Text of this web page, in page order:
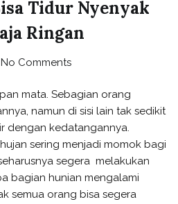
Tidur Nyenyak
Ringan
No Commentson
Hujan
Bisa
Tidur
Nyenyak
Karena
VIVO
Baja
mata. Sebagian orang
namun di sisi lain tak sedikit
dengan kedatangannya.
sering menjadi momok bagi
segera melakukan
bagian hunian mengalami
semua orang bisa segera